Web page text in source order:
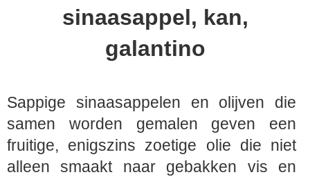
sinaasappel, kan,
galantino
Sappige sinaasappelen en olijven die
samen worden gemalen geven een
fruitige, enigszins zoetige olie die niet
alleen smaakt naar gebakken vis en